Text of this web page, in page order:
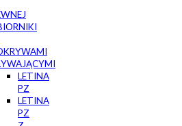
LETINA
PZ
LETINA
PZ